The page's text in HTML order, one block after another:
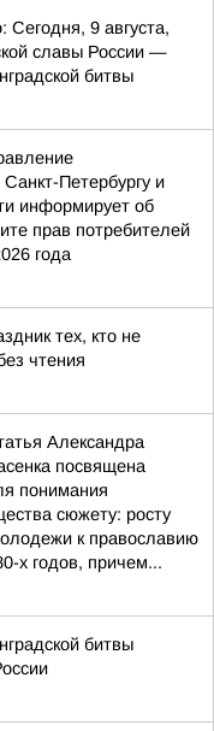
Сегодня, 9 августа,
славы России —
битвы
Петербургу и
информирует об
прав потребителей
года
тех, кто не
чтения
Александра
посвящена
понимания
сюжету: росту
к православию
х годов, причем...
битвы